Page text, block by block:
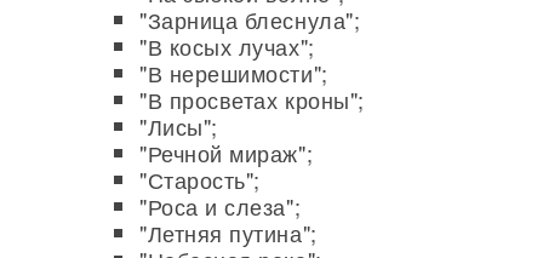
"Зарница блеснула";
"В косых лучах";
"В нерешимости";
"В просветах кроны";
"Лисы";
"Речной мираж";
"Старость";
"Роса и слеза";
"Летняя путина";